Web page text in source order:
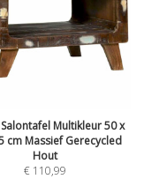
Multikleur 50 x
cm Massief Gerecycled
Hout
€ 110,99